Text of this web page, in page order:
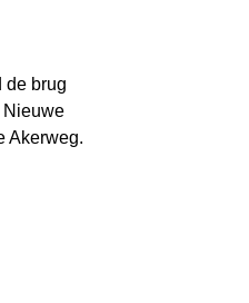
de brug
Nieuwe
Akerweg.